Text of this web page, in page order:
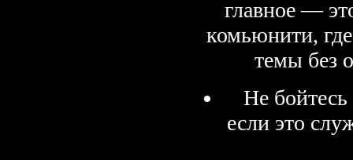
главное —
комьюнити,
темы без
Не
если это